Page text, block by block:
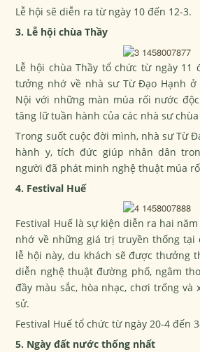
Lễ hội sẽ diễn ra từ ngày 10 đến 12-3.
3. Lễ hội chùa Thầy
Lễ hội chùa Thầy tổ chức từ ngày 11
tưởng nhớ về nhà sư Từ Đạo Hạnh ở
Nội với những màn múa rối nước
tăng lữ tuần hành của các nhà sư chùa
Trong suốt cuộc đời mình, nhà sư Từ
hành y, tích đức giúp nhân dân
người đã phát minh nghệ thuật múa
4. Festival Huế
Festival Huế là sự kiện diễn ra hai
nhớ về những giá trị truyền thống tại
lễ hội này, du khách sẽ được thưởng
diễn nghệ thuật đường phố, ngâm
đầy màu sắc, hòa nhạc, chơi trống và
sử.
Festival Huế tổ chức từ ngày 20-4 đến
5. Ngày đất nước thống nhất